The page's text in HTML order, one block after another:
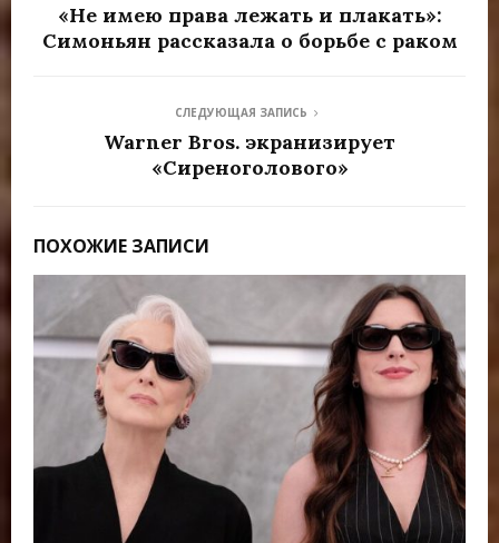
«Не имею права лежать и плакать»:
Симоньян рассказала о борьбе с раком
СЛЕДУЮЩАЯ ЗАПИСЬ
Warner Bros. экранизирует
«Сиреноголового»
ПОХОЖИЕ ЗАПИСИ